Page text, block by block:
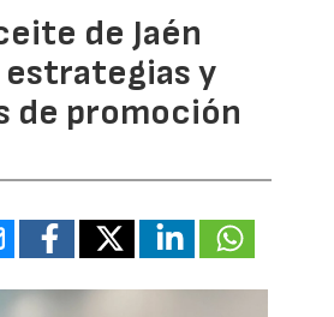
de Jaén
y
de promoción